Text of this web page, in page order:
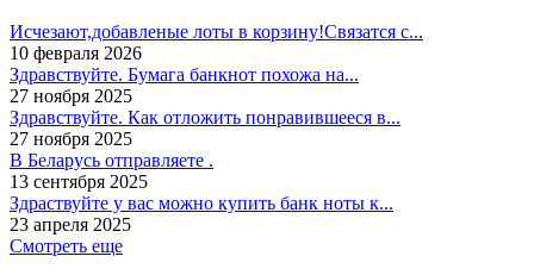
Исчезают,добавленые лоты в корзину!Связатся с...
10 февраля 2026
Здравствуйте. Бумага банкнот похожа на...
27 ноября 2025
Здравствуйте. Как отложить понравившееся в...
27 ноября 2025
В Беларусь отправляете .
13 сентября 2025
Здраствуйте у вас можно купить банк ноты к...
23 апреля 2025
Смотреть еще